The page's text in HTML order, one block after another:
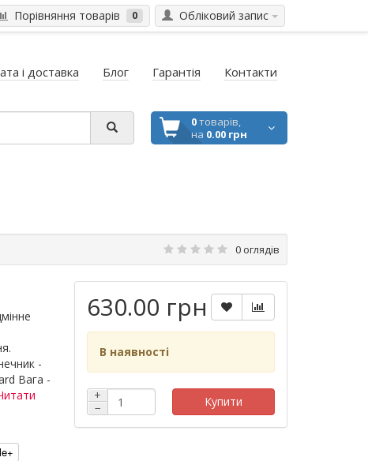
Обліковий запис
Порівняння товарів 0
і доставка Блог Гарантія Контакти
0товарів,
на 0.00 грн
0 оглядів
-
Вага -
630.00 грн
В наявності
+
−
Купити